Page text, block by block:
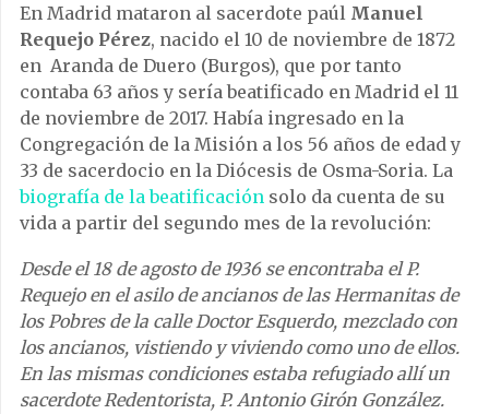
En Madrid mataron al sacerdote paúl Manuel
Requejo Pérez, nacido el 10 de noviembre de 1872
en Aranda de Duero (Burgos), que por tanto
contaba 63 años y sería beatificado en Madrid el 11
de noviembre de 2017. Había ingresado en la
Congregación de la Misión a los 56 años de edad y
33 de sacerdocio en la Diócesis de Osma-Soria. La
biografía de la beatificación solo da cuenta de su
vida a partir del segundo mes de la revolución:
Desde el 18 de agosto de 1936 se encontraba el P.
Requejo en el asilo de ancianos de las Hermanitas de
los Pobres de la calle Doctor Esquerdo, mezclado con
los ancianos, vistiendo y viviendo como uno de ellos.
En las mismas condiciones estaba refugiado allí un
sacerdote Redentorista, P. Antonio Girón González.